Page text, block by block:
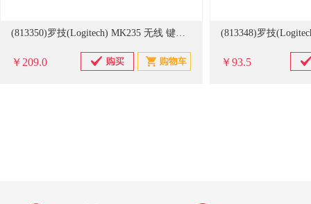
(813350)罗技(Logitech) MK235 无线 键鼠套装 黑色(单位：套)
￥209.0 ￥93.5